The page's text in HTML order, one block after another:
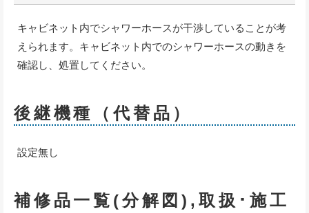
キャビネット内でシャワーホースが干渉していることが考
えられます。キャビネット内でのシャワーホースの動きを
確認し、処置してください。
後継機種（代替品）
設定無し
補修品一覧(分解図),取扱･施工